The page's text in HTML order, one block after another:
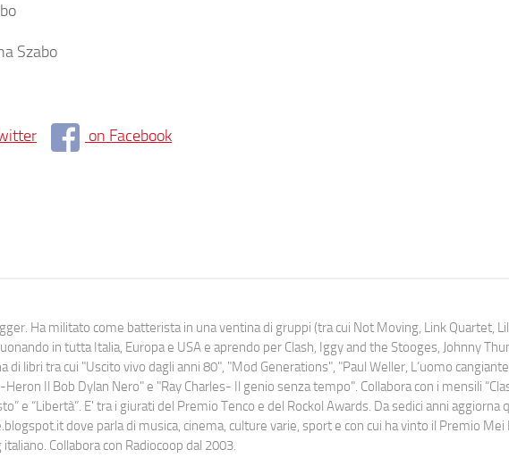
Szabo
on Facebook
Ha militato come batterista in una ventina di gruppi (tra cui Not Moving, Link Quartet,
in tutta Italia, Europa e USA e aprendo per Clash, Iggy and the Stooges, Johnny
di libri tra cui "Uscito vivo dagli anni 80", "Mod Generations", "Paul Weller, L’uomo
Heron Il Bob Dylan Nero" e "Ray Charles- Il genio senza tempo". Collabora con i mensili
e “Libertà”. E' tra i giurati del Premio Tenco e del Rockol Awards. Da sedici anni aggiorna
dove parla di musica, cinema, culture varie, sport e con cui ha vinto il Premio
Collabora con Radiocoop dal 2003.